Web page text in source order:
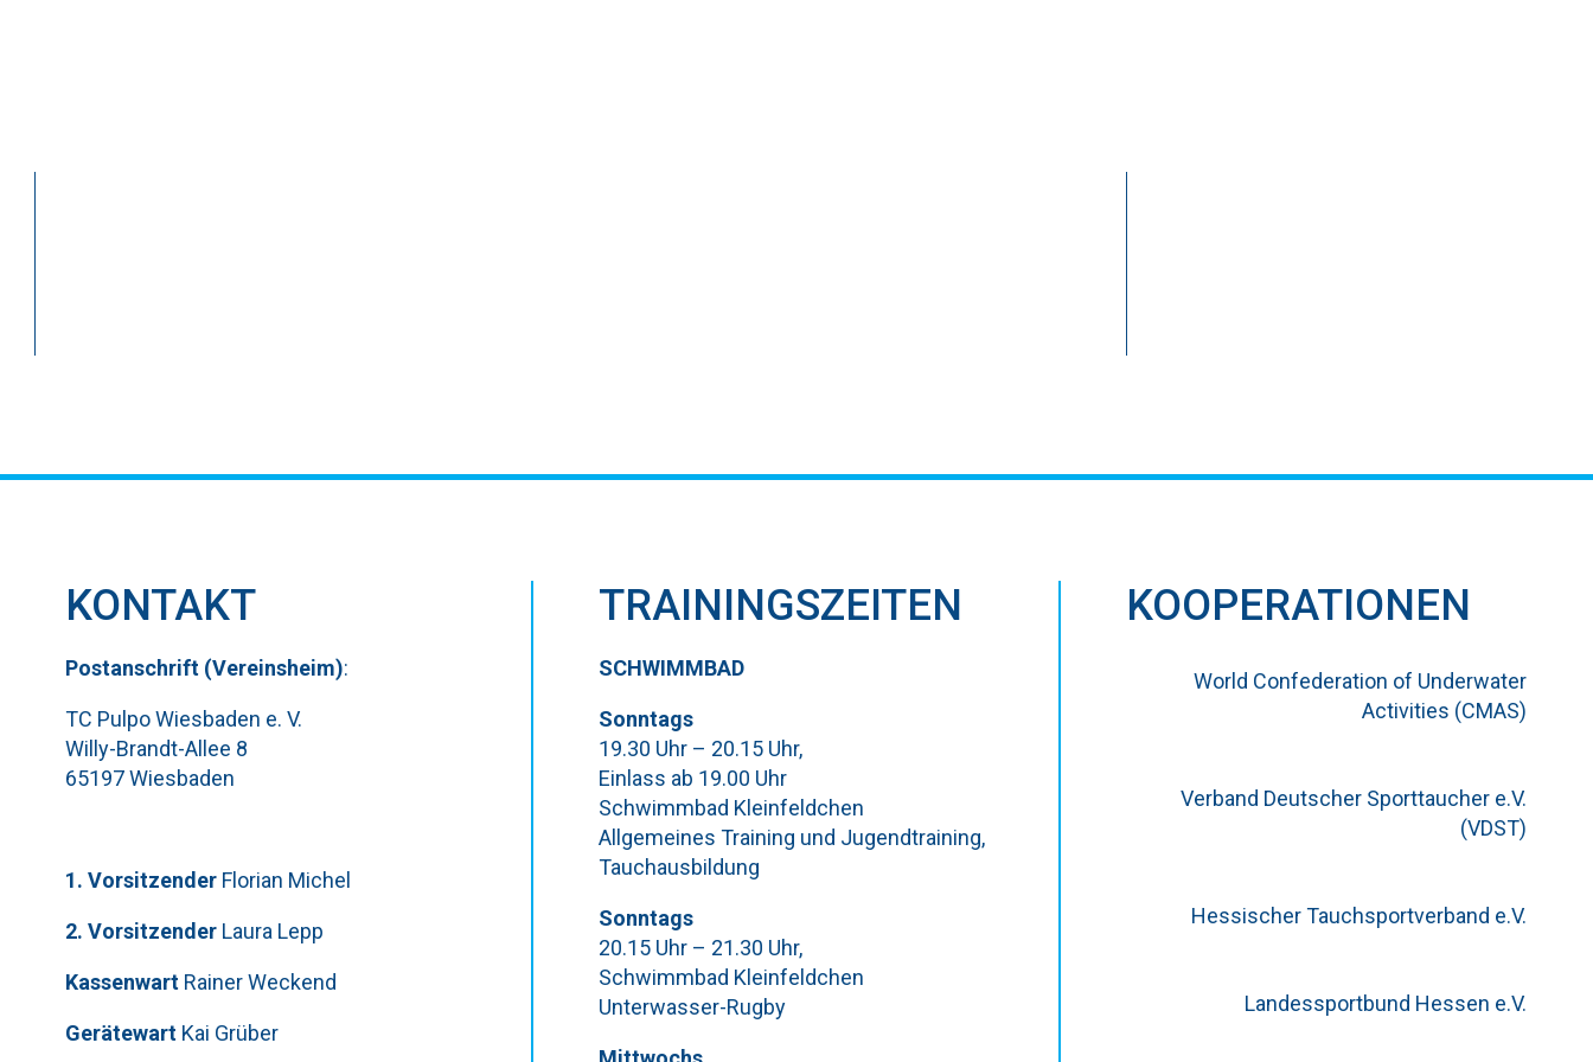
KONTAKT
Postanschrift (Vereinsheim):
TC Pulpo Wiesbaden e. V.
Willy-Brandt-Allee 8
65197 Wiesbaden
1. Vorsitzender Florian Michel
Bitte lasse dieses Feld leer.
2. Vorsitzender Laura Lepp
Kassenwart Rainer Weckend
Gerätewart Kai Grüber
TRAININGSZEITEN
SCHWIMMBAD
Sonntags
19.30 Uhr – 20.15 Uhr,
Einlass ab 19.00 Uhr
Schwimmbad Kleinfeldchen
Allgemeines Training und Jugendtraining,
Tauchausbildung
Sonntags
20.15 Uhr – 21.30 Uhr,
Schwimmbad Kleinfeldchen
Unterwasser-Rugby
KOOPERATIONEN
World Confederation of Underwater
Activities (CMAS)
Verband Deutscher Sporttaucher e.V.
(VDST)
Hessischer Tauchsportverband e.V.
Landessportbund Hessen e.V.